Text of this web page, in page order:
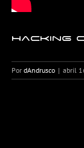
Hacking
Por dAndrusco | abril